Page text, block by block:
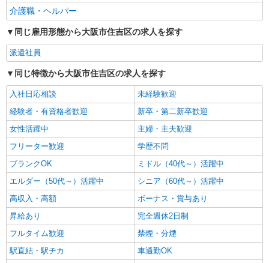
通費全支給(ガソリン代含む)＞
住吉区内
キープ 詳細を見る
介護職・ヘルパー
同じ雇用形態から大阪市住吉区の求人を探す
派遣社員
同じ特徴から大阪市住吉区の求人を探す
入社日応相談
未経験歓迎
経験者・有資格者歓迎
新卒・第二新卒歓迎
女性活躍中
主婦・主夫歓迎
フリーター歓迎
学歴不問
ブランクOK
ミドル（40代～）活躍中
エルダー（50代～）活躍中
シニア（60代～）活躍中
高収入・高額
ボーナス・賞与あり
昇給あり
完全週休2日制
フルタイム歓迎
禁煙・分煙
駅直結・駅チカ
車通勤OK